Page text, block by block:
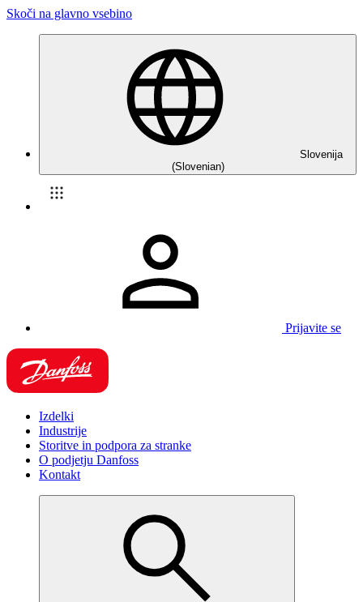
Skoči na glavno vsebino
Slovenija
(Slovenian)
Prijavite se
Izdelki
Industrije
Storitve in podpora za stranke
O podjetju Danfoss
Kontakt